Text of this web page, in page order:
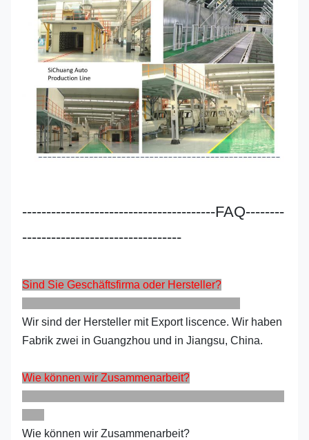
----------------------------------------FAQ--------
---------------------------------
Sind Sie Geschäftsfirma oder Hersteller?
Wir sind der Hersteller mit Export liscence. Wir haben
Fabrik zwei in Guangzhou und in Jiangsu, China.
Wie können wir Zusammenarbeit?
Wie können wir Zusammenarbeit?